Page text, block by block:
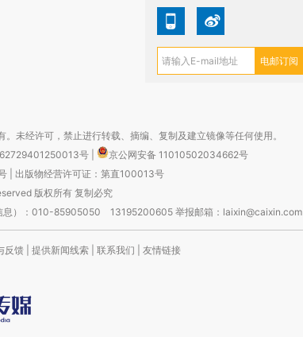
未经许可，禁止进行转载、摘编、复制及建立镜像等任何使用。
号
京公网安备 11010502034662号
| 出版物经营许可证：第直100013号
版权所有 复制必究
息）：010-85905050 13195200605 举报邮箱：laixin@caixin.com
反馈 提供新闻线索 联系我们 友情链接